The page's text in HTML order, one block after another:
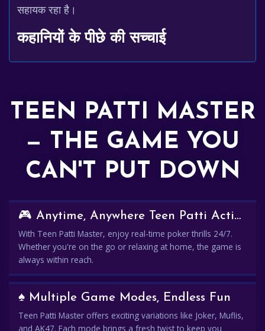
सहायक रहा है।
कहानियों के पीछे की सच्चाई
TEEN PATTI MASTER
— THE GAME YOU
CAN'T PUT DOWN
🎮 Anytime, Anywhere Teen Patti Action
With Teen Patti Master, enjoy real-time poker thrills 24/7.
Whether you're on the go or relaxing at home, the game is
always within reach.
♠️ Multiple Game Modes, Endless Fun
Teen Patti Master offers exciting variations like Joker, Muflis,
and AK47. Each mode brings a fresh twist to keep you